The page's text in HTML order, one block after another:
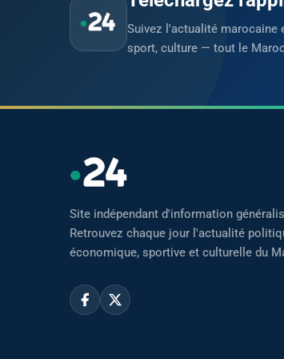
Suivez l'actualité marocaine
sport, culture — tout le
Site indépendant d'information
Retrouvez chaque jour l'actualité
économique, sportive et culturelle du